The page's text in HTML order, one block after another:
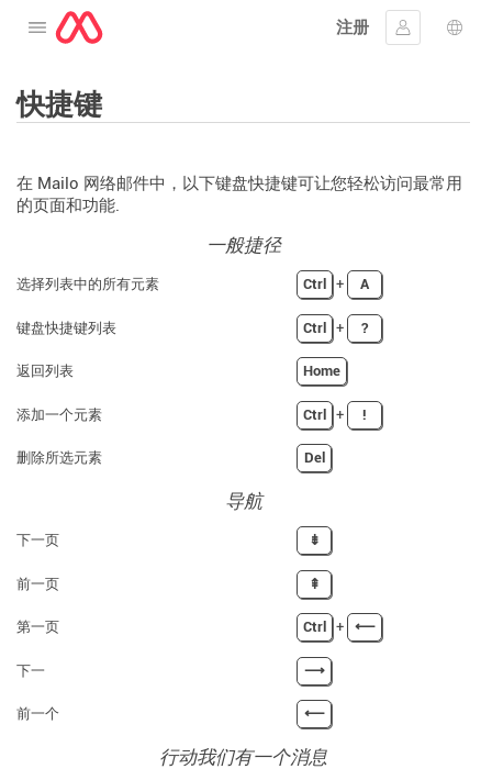
打开菜单
注册
登入 语言
快捷键
在 Mailo 网络邮件中，以下键盘快捷键可让您轻松访问最常用
的页面和功能.
一般捷径
选择列表中的所有元素 Ctrl + A
键盘快捷键列表 Ctrl + ?
返回列表 Home
添加一个元素 Ctrl + !
删除所选元素 Del
导航
下一页 ⇟
前一页 ⇞
第一页 Ctrl + ⟵
下一 ⟶
前一个 ⟵
行动我们有一个消息